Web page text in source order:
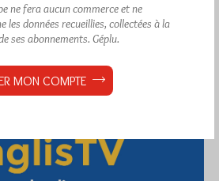
ne fera aucun commerce et ne
données recueillies, collectées à la
ses abonnements. Géplu.
MON COMPTE